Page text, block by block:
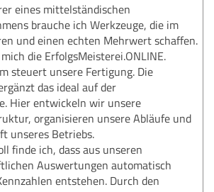
eines mittelständischen
brauche ich Werkzeuge, die im
und einen echten Mehrwert schaffen.
die ErfolgsMeisterei.ONLINE.
steuert unsere Fertigung. Die
das ideal auf der
Hier entwickeln wir unsere
organisieren unsere Abläufe und
unseres Betriebs.
finde ich, dass aus unseren
Auswertungen automatisch
entstehen. Durch den